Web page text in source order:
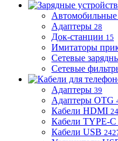
Автомобильные
Адаптеры 28
Док-станции 15
Имитаторы
Сетевые
Сетевые
Адаптеры 39
Адаптеры OTG
Кабели HDMI 24
Кабели TYPE-C
Кабели USB